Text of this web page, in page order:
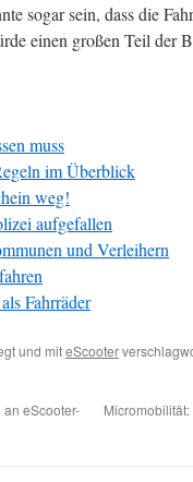
sogar sein, dass die
einen großen Teil der
muss
im Überblick
weg!
aufgefallen
und Verleihern
Fahrräder
und miteScooter
eScooter-